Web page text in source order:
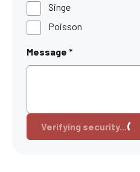
Singe
Poisson
Message *
Verifying security...